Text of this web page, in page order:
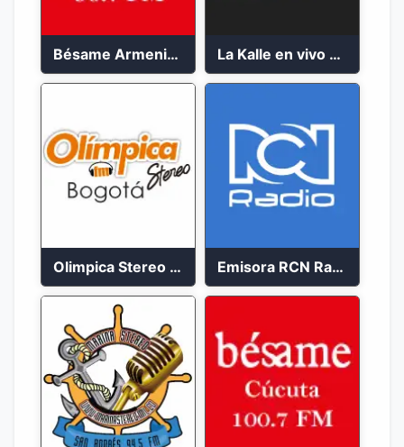
Bésame Armenia en vivo 2023 La Kalle en vivo 2023
Olimpica Stereo Bogotá 105.9 FM Vibrante Emisora RCN Radio 93.9 FM Bogotá